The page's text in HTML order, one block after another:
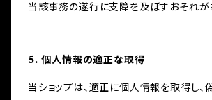
当該事務の遂行に支障を及ぼすおそれが
5. 個人情報の適正な取得
当ショップは、適正に個人情報を取得し、